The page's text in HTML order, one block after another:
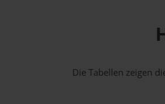
Die Tabellen zeigen